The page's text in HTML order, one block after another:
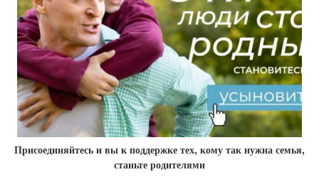
Присоединяйтесь и вы к поддержке тех, кому так нужна семья,
станьте родителями